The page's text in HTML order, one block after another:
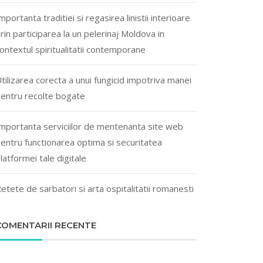
traditiei si regasirea linistii interioare
participarea la un pelerinaj Moldova in
spiritualitatii contemporane
corecta a unui fungicid impotriva manei
recolte bogate
serviciilor de mentenanta site web
functionarea optima si securitatea
tale digitale
de sarbatori si arta ospitalitatii romanesti
RECENTE